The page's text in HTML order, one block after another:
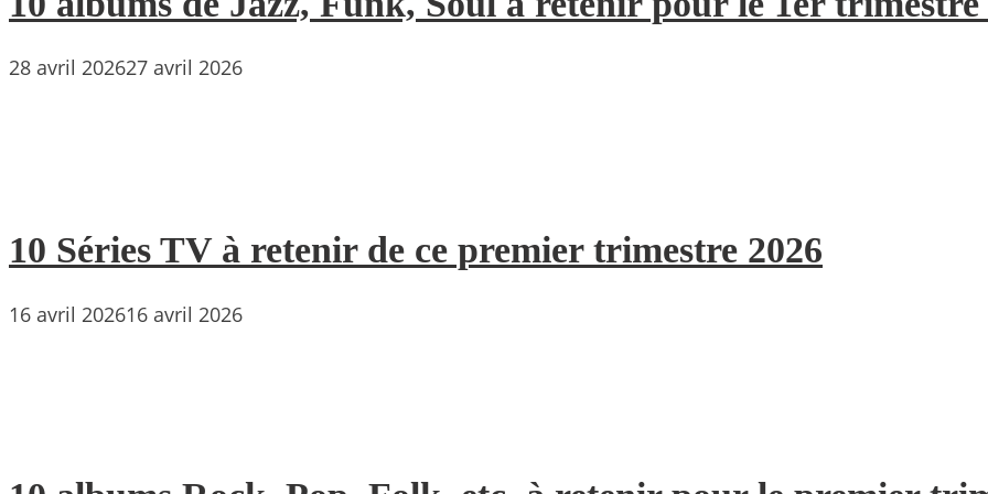
28 avril 202627 avril 2026
10 Séries TV à retenir de ce premier trimestre 2026
16 avril 202616 avril 2026